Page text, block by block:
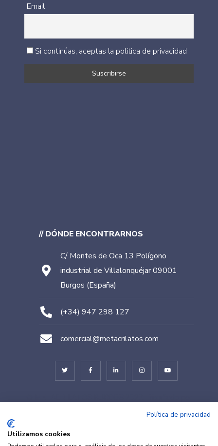
Email
Si continúas, aceptas la política de privacidad
// DÓNDE ENCONTRARNOS
C/ Montes de Oca 13 Polígono
industrial de Villalonquéjar 09001
Burgos (España)
(+34) 947 298 127
comercial@metacrilatos.com
Política de privacidad
Utilizamos cookies